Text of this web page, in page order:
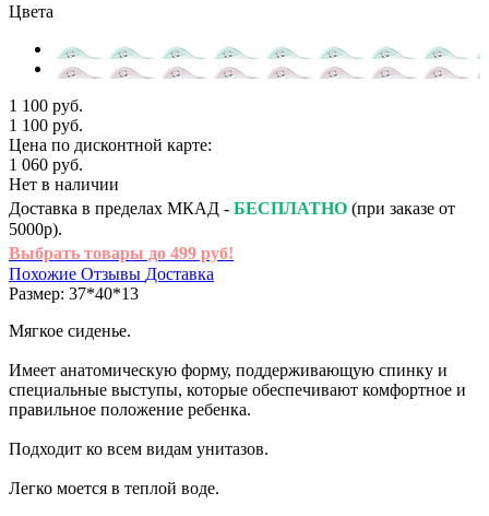
Цвета
1 100 руб.
1 100 руб.
Цена по дисконтной карте:
1 060 руб.
Нет в наличии
Доставка в пределах МКАД - БЕСПЛАТНО (при заказе от
5000р).
Выбрать товары до 499 руб!
Похожие Отзывы Доставка
Размер: 37*40*13
Мягкое сиденье.
Имеет анатомическую форму, поддерживающую спинку и
специальные выступы, которые обеспечивают комфортное и
правильное положение ребенка.
Подходит ко всем видам унитазов.
Легко моется в теплой воде.